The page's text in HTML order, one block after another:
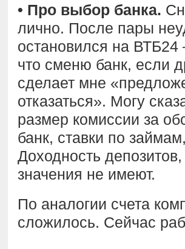
• Про выбор банка.
лично. После пары
остановился на
что сменю банк, если
сделает мне
отказаться». Могу
размер комиссии за
банк, ставки по
Доходность
значения не имеют.
По аналогии счета
сложилось. Сейчас